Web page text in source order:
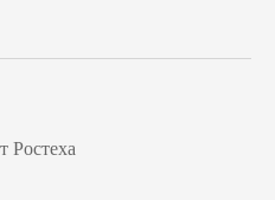
Ростеха